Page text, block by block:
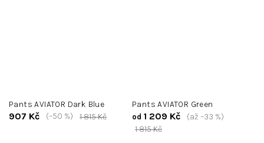
Pants AVIATOR Dark Blue
907 Kč 1 815 Kč
(–50 %)
Pants AVIATOR Green
od 1 209 Kč
1 815 Kč
(až –33 %)